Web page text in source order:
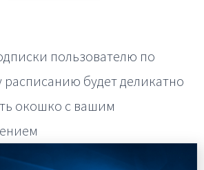
пользователю по
расписанию будет деликатно
окошко с вашим